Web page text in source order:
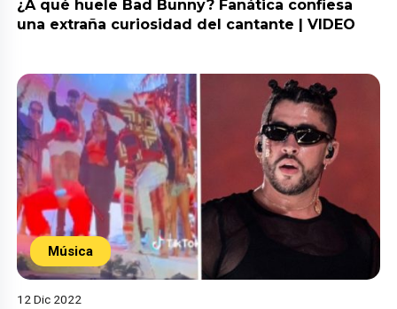
¿A qué huele Bad Bunny? Fanática confiesa
una extraña curiosidad del cantante | VIDEO
Música
12 Dic 2022